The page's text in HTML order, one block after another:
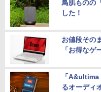
鳥肌ものの
した！
お値段その
「お得なゲ
「
るオーディ